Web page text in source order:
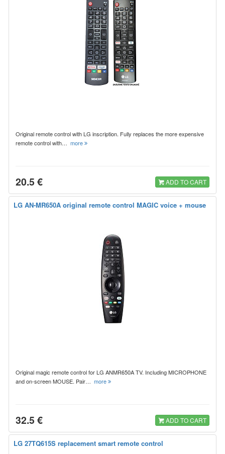
Original remote control with LG inscription. Fully replaces the more expensive
remote control with… more
20.5 € ADD TO CART
LG AN-MR650A original remote control MAGIC voice + mouse
Original magic remote control for LG ANMR650A TV. Including MICROPHONE
and on-screen MOUSE. Pair… more
32.5 € ADD TO CART
LG 27TQ615S replacement smart remote control